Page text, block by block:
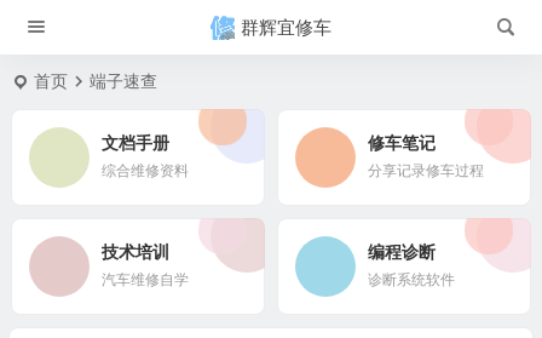
群辉宜修车
首页 端子速查
文档手册
综合维修资料
修车笔记
分享记录修车过程
技术培训
汽车维修自学
编程诊断
诊断系统软件